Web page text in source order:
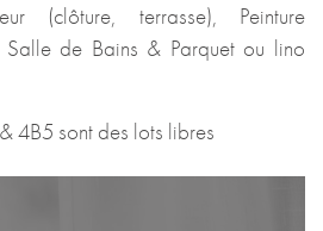
(clôture, terrasse), Peinture
de Bains & Parquet ou lino
4B5 sont des lots libres